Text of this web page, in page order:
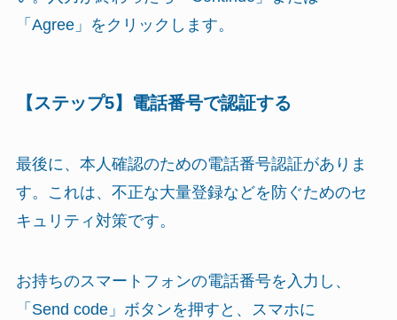
「Agree」をクリックします。
【ステップ5】電話番号で認証する
最後に、本人確認のための電話番号認証がありま
す。これは、不正な大量登録などを防ぐためのセ
キュリティ対策です。
お持ちのスマートフォンの電話番号を入力し、
「Send code」ボタンを押すと、スマホに